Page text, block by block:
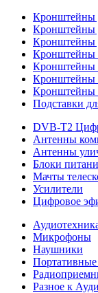
Кронштейны
Кронштейны
Кронштейны
Кронштейны
Кронштейны
Кронштейны
Кронштейны
Подставки
DVB-T2
Антенны
Антенны
Блоки
Мачты
Усилители
Цифровое
Микрофоны
Наушники
Портативные
Разное к